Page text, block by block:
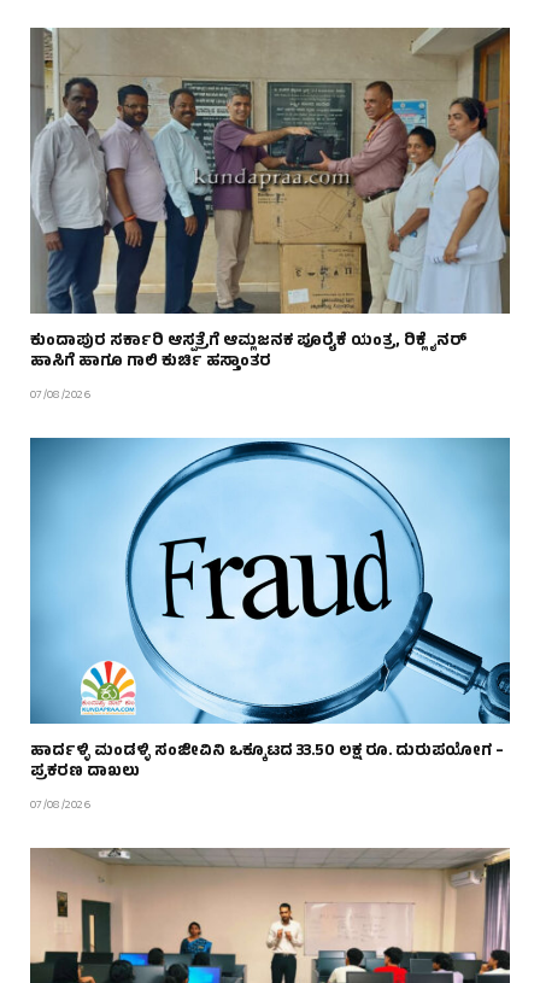
ಕುಂದಾಪುರ ಸರ್ಕಾರಿ ಆಸ್ಪತ್ರೆಗೆ ಆಮ್ಲಜನಕ ಪೂರೈಕೆ ಯಂತ್ರ, ರಿಕ್ಲೈನರ್
ಹಾಸಿಗೆ ಹಾಗೂ ಗಾಲಿ ಕುರ್ಚಿ ಹಸ್ತಾಂತರ
07/08/2026
ಹಾರ್ದಳ್ಳಿ ಮಂಡಳ್ಳಿ ಸಂಜೀವಿನಿ ಒಕ್ಕೂಟದ 33.50 ಲಕ್ಷ ರೂ. ದುರುಪಯೋಗ –
ಪ್ರಕರಣ ದಾಖಲು
07/08/2026